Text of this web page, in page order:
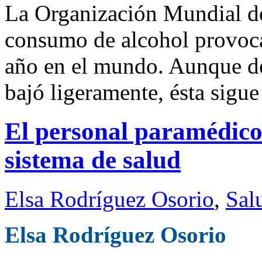
La Organización Mundial
consumo de alcohol
año en el mundo. Aunque
bajó ligeramente, ésta
El personal
sistema de salud
Elsa Rodríguez Osorio,
Elsa Rodríguez Osorio